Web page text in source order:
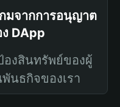
มจากการอนุญาต
DApp
องสินทรัพย์ของผู้
นธกิจของเรา